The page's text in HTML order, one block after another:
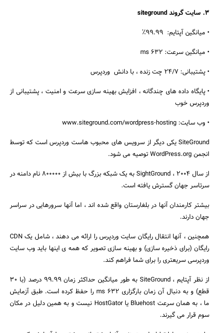
3. سایت گروند siteground
• میانگین آپتایم: 99.99٪
• میانگین سرعت: 632 ms
• پشتیبانی: 24/7 چت زنده ، با دانش وردپرس
• پایگاه داده های چندگانه ، افزایش بهینه سازی سرعت و امنیت ، پشتیبانی از
وردپرس خوب
• وب سایت: www.siteground.com/wordpress-hosting
SiteGround یکی دیگر از سرویس های محبوب هاست وردپرس است که توسط
انجمن WordPress.org توصیه می شود.
از سال 2004 ، SightGround به یک شبکه بزرگ با بیش از 800000 نام دامنه در
سرتاسر جهان گسترش یافته است.
بیشتر کارمندان آنها در بلغارستان واقع شده اند ، اما آنها سرورهایی در سراسر
جهان دارند.
همچنین ، آنها انتقال رایگان سایت وردپرس را ارائه می دهند ، شامل یک CDN
رایگان (برای ذخیره سازی) و بهینه سازی تصویر که همه ی اینها باید وب سایت
وردپرسی سریعتری را برای شما فراهم کند.
از نظر آپتایم ، SiteGround به طور میانگین حداکثر زمان 99.99 درصد (با 30
قطع) و به دنبال آن زمان بارگزاری 632 ms را حفظ کرده است. طبق آزمایش
ما ، به همان سرعت Bluehost یا HostGator نیست و به همین دلیل در مکان
سوم قرار می گیرند.